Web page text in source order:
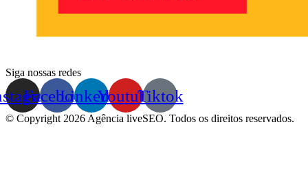
Siga nossas redes
FacebookLinkedinYoutubeTiktok
© Copyright 2026 Agência liveSEO. Todos os direitos reservados.